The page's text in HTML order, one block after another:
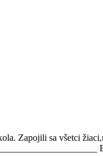
Zapojili sa všetci